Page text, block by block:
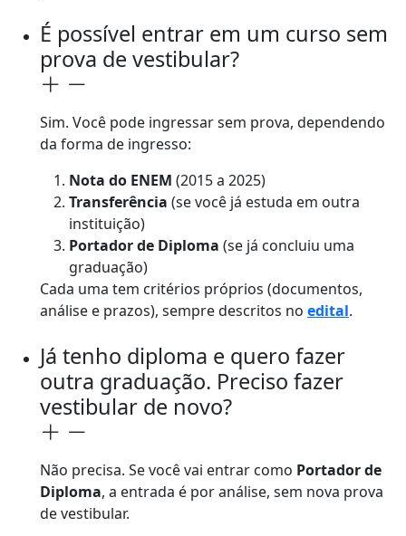
É possível entrar em um curso sem
prova de vestibular?
Sim. Você pode ingressar sem prova, dependendo
da forma de ingresso:
Nota do ENEM (2015 a 2025)
Transferência (se você já estuda em outra
instituição)
Portador de Diploma (se já concluiu uma
graduação)
Cada uma tem critérios próprios (documentos,
análise e prazos), sempre descritos no edital.
Já tenho diploma e quero fazer
outra graduação. Preciso fazer
vestibular de novo?
Não precisa. Se você vai entrar como Portador de
Diploma, a entrada é por análise, sem nova prova
de vestibular.